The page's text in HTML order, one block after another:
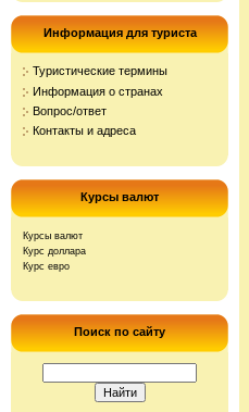
Информация для туриста
Туристические термины
Информация о странах
Вопрос/ответ
Контакты и адреса
Курсы валют
Курсы валют
Курс доллара
Курс евро
Поиск по сайту